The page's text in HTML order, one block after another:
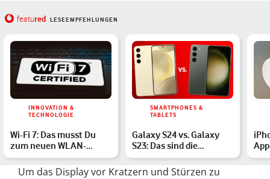
featured LESEEMPFEHLUNGEN
INNOVATION &
TECHNOLOGIE
Wi-Fi 7: Das musst Du
zum neuen WLAN-
Standard wissen
SMARTPHONES &
TABLETS
Galaxy S24 vs. Galaxy
S23: Das sind die
Unterschiede
Um das Display vor Kratzern und Stürzen zu